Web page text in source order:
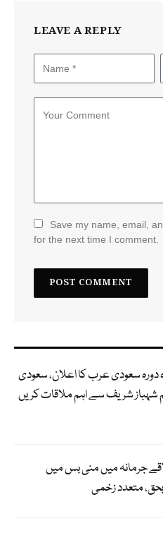
LEAVE A REPLY
Save my name, email,
for the next time I comment.
دورہ سعودی عرب کا اعلان، سعودی
شہباز شریف سے اہم ملاقات کریں
جرمانہ میں منی بس میں